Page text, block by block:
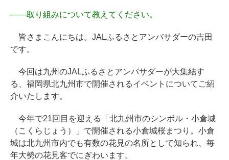
――取り組みについて教えてください。
皆さまこんにちは。JALふるさとアンバサダーの吉田
です。
今回は九州のJALふるさとアンバサダーが大集結す
る、福岡県北九州市で開催されるイベントについてご紹
介いたします。
今年で21回目を迎える「北九州市のシンボル・小倉城
（こくらじょう）」で開催される小倉城桜まつり。小倉
城は北九州市内でも有数の花見の名所として知られ、毎
年大勢の花見客でにぎわいます。